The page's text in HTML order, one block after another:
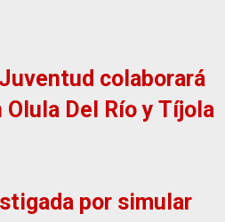
colaborará
Del Río y Tíjola
por simular